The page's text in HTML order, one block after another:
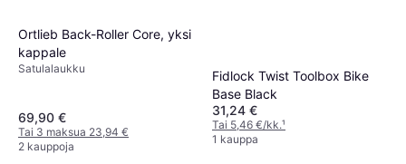
Ortlieb Back-Roller Core, yksi
kappale
Satulalaukku
69,90 €
Tai 3 maksua 23,94 €
2 kauppoja
Fidlock Twist Toolbox Bike
Base Black
31,24 €
Tai 5,46 €/kk.¹
1 kauppa